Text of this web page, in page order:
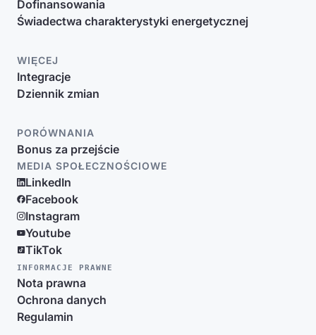
Dofinansowania
Świadectwa charakterystyki energetycznej
WIĘCEJ
Integracje
Dziennik zmian
PORÓWNANIA
Bonus za przejście
MEDIA SPOŁECZNOŚCIOWE
LinkedIn
Facebook
Instagram
Youtube
TikTok
INFORMACJE PRAWNE
Nota prawna
Ochrona danych
Regulamin